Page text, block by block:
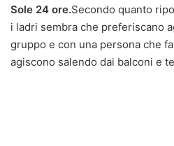
Sole 24 ore.Secondo quanto
i ladri sembra che preferiscano
gruppo e con una persona che
agiscono salendo dai balconi e